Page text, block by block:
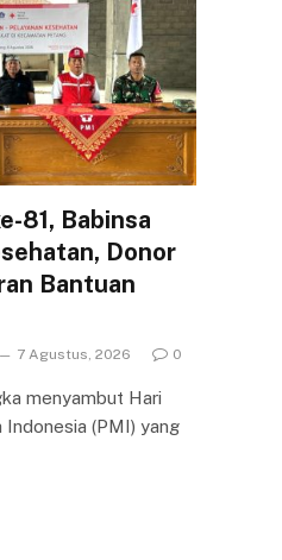
81, Babinsa
Donor
Bantuan
7 Agustus, 2026 0
menyambut Hari
Indonesia (PMI) yang